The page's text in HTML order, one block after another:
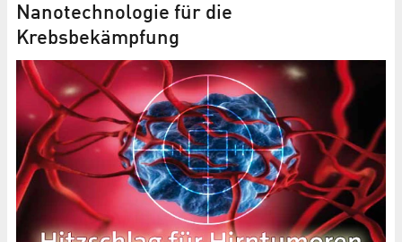
Nanotechnologie für die
Krebsbekämpfung